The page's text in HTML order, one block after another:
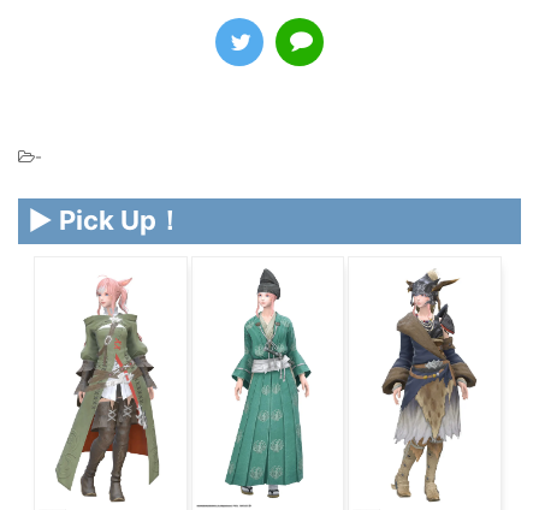
-
▶ Pick Up！